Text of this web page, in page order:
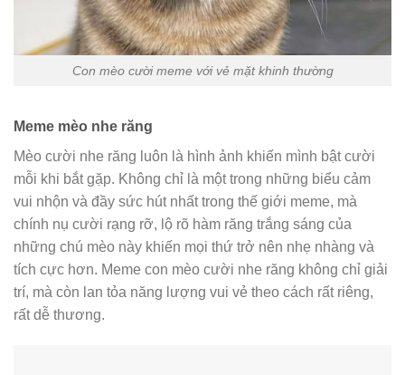
Con mèo cười meme với vẻ mặt khinh thường
Meme mèo nhe răng
Mèo cười nhe răng luôn là hình ảnh khiến mình bật cười
mỗi khi bắt gặp. Không chỉ là một trong những biểu cảm
vui nhộn và đầy sức hút nhất trong thế giới meme, mà
chính nụ cười rạng rỡ, lộ rõ hàm răng trắng sáng của